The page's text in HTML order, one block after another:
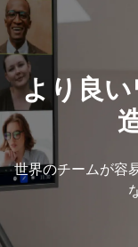
より良
世界のチームが容